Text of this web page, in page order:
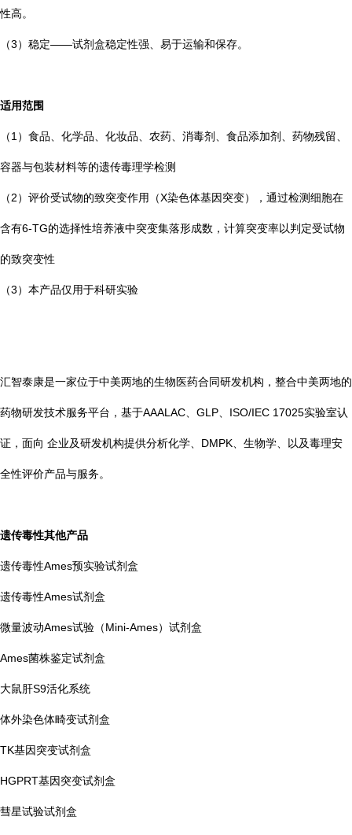
性高。
（3）稳定——试剂盒稳定性强、易于运输和保存。
适用范围
（1）食品、化学品、化妆品、农药、消毒剂、食品添加剂、药物残留、
容器与包装材料等的遗传毒理学检测
（2）评价受试物的致突变作用（X染色体基因突变），通过检测细胞在
含有6-TG的选择性培养液中突变集落形成数，计算突变率以判定受试物
的致突变性
（3）本产品仅用于科研实验
汇智泰康是一家位于中美两地的生物医药合同研发机构，整合中美两地的
药物研发技术服务平台，基于AAALAC、GLP、ISO/IEC 17025实验室认
证，面向 企业及研发机构提供分析化学、DMPK、生物学、以及毒理安
全性评价产品与服务。
遗传毒性其他产品
遗传毒性Ames预实验试剂盒
遗传毒性Ames试剂盒
微量波动Ames试验（Mini-Ames）试剂盒
Ames菌株鉴定试剂盒
大鼠肝S9活化系统
体外染色体畸变试剂盒
TK基因突变试剂盒
HGPRT基因突变试剂盒
彗星试验试剂盒